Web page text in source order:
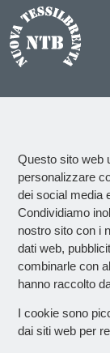
Questo sito web
personalizzare
dei social media
Condividiamo
nostro sito con i
dati web,
combinarle con
hanno raccolto
I cookie sono
dai siti web per